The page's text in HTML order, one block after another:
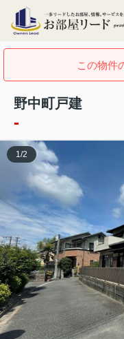
この物件
野中町戸建
-
1 /2